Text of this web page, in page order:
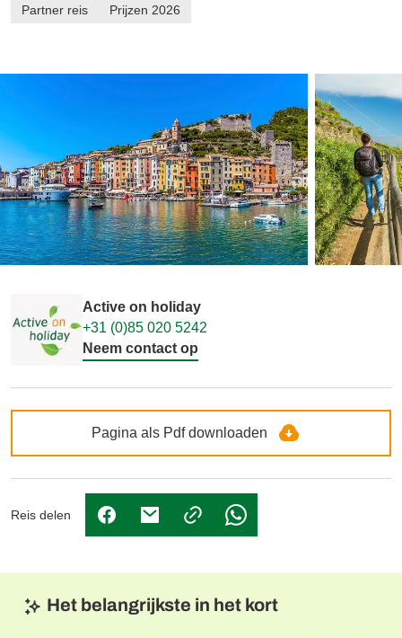
Partner reis Prijzen 2026
Active on holiday
+31 (0)85 020 5242
Neem contact op
Pagina als Pdf downloaden
Reis delen
(Link opent in nieuw tabblad)
(Link opent in nieuw tabblad)
(Link opent in nieuw
Het belangrijkste in het kort